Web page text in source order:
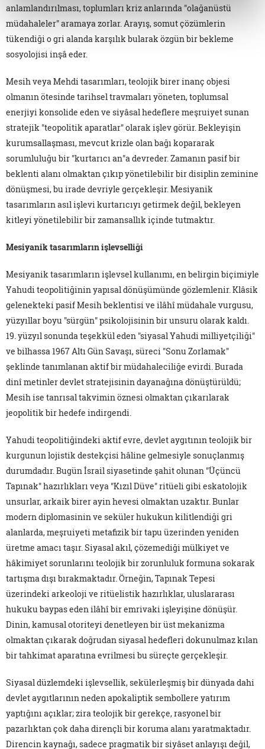
anlamlandırılması, toplumları kriz anlarında "olağanüstü
müdahaleler" aramaya zorlar. Arayış, somut çözümlerin
tükendiği o gri alanda karşılık bularak özgün bir bekleme
sosyolojisi inşâ eder.
Mesih veya Mehdi tasarımları, teolojik birer inanç objesi
olmanın ötesinde tarihsel travmaları yöneten, toplumsal
enerjiyi konsolide eden ve siyâsal hedeflere meşruiyet sunan
stratejik "teopolitik aparatlar" olarak işlev görür. Bekleyişin
kurumsallaşması, mevcut krizle olan bağı kopararak
sorumluluğu bir "kurtarıcı an"a devreder. Zamanın pasif bir
beklenti alanı olmaktan çıkıp yönetilebilir bir disiplin zeminine
dönüşmesi, bu irade devriyle gerçekleşir. Mesiyanik
tasarımların asıl işlevi kurtarıcıyı getirmek değil, bekleyen
kitleyi yönetilebilir bir zamansallık içinde tutmaktır.
Mesiyanik tasarımların işlevselliği
Mesiyanik tasarımların işlevsel kullanımı, en belirgin biçimiyle
Yahudi teopolitiğinin yapısal dönüşümünde gözlemlenir. Klâsik
gelenekteki pasif Mesih beklentisi ve ilâhî müdahale vurgusu,
yüzyıllar boyu "sürgün" psikolojisinin bir unsuru olarak kaldı.
19. yüzyıl sonunda teşekkül eden "siyasal Yahudi milliyetçiliği"
ve bilhassa 1967 Altı Gün Savaşı, süreci "Sonu Zorlamak"
şeklinde tanımlanan aktif bir müdahaleciliğe evirdi. Burada
dinî metinler devlet stratejisinin dayanağına dönüştürüldü;
Mesih ise tanrısal takvimin öznesi olmaktan çıkarılarak
jeopolitik bir hedefe indirgendi.
Yahudi teopolitiğindeki aktif evre, devlet aygıtının teolojik bir
kurgunun lojistik destekçisi hâline gelmesiyle sonuçlanmış
durumdadır. Bugün İsrail siyasetinde şahit olunan "Üçüncü
Tapınak" hazırlıkları veya "Kızıl Düve" ritüeli gibi eskatolojik
unsurlar, arkaik birer ayin hevesi olmaktan uzaktır. Bunlar
modern diplomasinin ve seküler hukukun kilitlendiği gri
alanlarda, meşruiyeti metafizik bir tapu üzerinden yeniden
üretme amacı taşır. Siyasal akıl, çözemediği mülkiyet ve
hâkimiyet sorunlarını teolojik bir zorunluluk formuna sokarak
tartışma dışı bırakmaktadır. Örneğin, Tapınak Tepesi
üzerindeki arkeoloji ve ritüelistik hazırlıklar, uluslararası
hukuku baypas eden ilâhî bir emrivaki işleyişine dönüşür.
Dinin, kamusal otoriteyi denetleyen bir üst mekanizma
olmaktan çıkarak doğrudan siyasal hedefleri dokunulmaz kılan
bir tahkimat aparatına evrilmesi bu süreçte gerçekleşir.
Siyasal düzlemdeki işlevsellik, sekülerleşmiş bir dünyada dahi
devlet aygıtlarının neden apokaliptik sembollere yatırım
yaptığını açıklar; zira teolojik bir gerekçe, rasyonel bir
pazarlıktan çok daha dirençli bir koruma alanı yaratmaktadır.
Direncin kaynağı, sadece pragmatik bir siyâset anlayışı değil,